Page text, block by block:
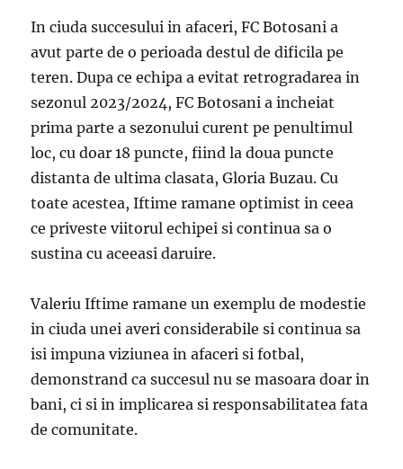
In ciuda succesului in afaceri, FC Botosani a
avut parte de o perioada destul de dificila pe
teren. Dupa ce echipa a evitat retrogradarea in
sezonul 2023/2024, FC Botosani a incheiat
prima parte a sezonului curent pe penultimul
loc, cu doar 18 puncte, fiind la doua puncte
distanta de ultima clasata, Gloria Buzau. Cu
toate acestea, Iftime ramane optimist in ceea
ce priveste viitorul echipei si continua sa o
sustina cu aceeasi daruire.
Valeriu Iftime ramane un exemplu de modestie
in ciuda unei averi considerabile si continua sa
isi impuna viziunea in afaceri si fotbal,
demonstrand ca succesul nu se masoara doar in
bani, ci si in implicarea si responsabilitatea fata
de comunitate.